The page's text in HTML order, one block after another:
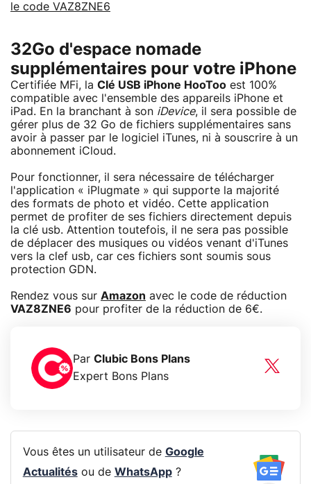
le code VAZ8ZNE6
32Go d'espace nomade
supplémentaires pour votre iPhone
Certifiée MFi, la Clé USB iPhone HooToo est 100%
compatible avec l'ensemble des appareils iPhone et
iPad. En la branchant à son iDevice, il sera possible de
gérer plus de 32 Go de fichiers supplémentaires sans
avoir à passer par le logiciel iTunes, ni à souscrire à un
abonnement iCloud.
Pour fonctionner, il sera nécessaire de télécharger
l'application « iPlugmate » qui supporte la majorité
des formats de photo et vidéo. Cette application
permet de profiter de ses fichiers directement depuis
la clé usb. Attention toutefois, il ne sera pas possible
de déplacer des musiques ou vidéos venant d'iTunes
vers la clef usb, car ces fichiers sont soumis sous
protection GDN.
Rendez vous sur Amazon avec le code de réduction
VAZ8ZNE6 pour profiter de la réduction de 6€.
Par Clubic Bons Plans
Expert Bons Plans
Vous êtes un utilisateur de Google
Actualitésou de WhatsApp?